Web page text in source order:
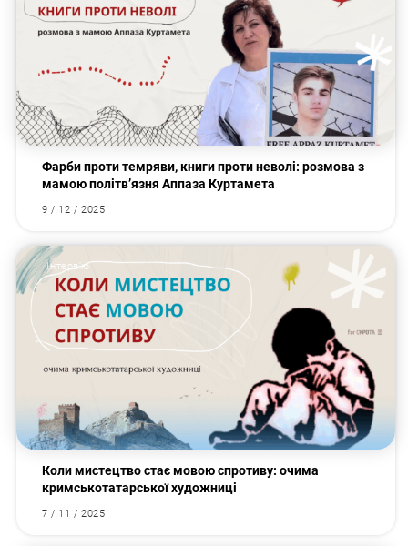
Фарби проти темряви, книги проти неволі: розмова з
мамою політв’язня Аппаза Куртамета
9 / 12 / 2025
Інтервʼю
Коли мистецтво стає мовою спротиву: очима
кримськотатарської художниці
7 / 11 / 2025